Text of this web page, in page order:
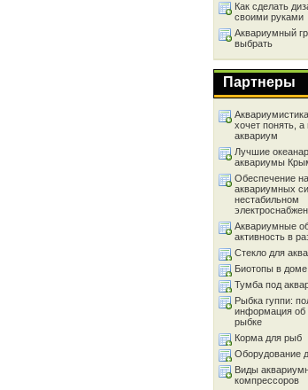
Как сделать
своими руками
Аквариумный
выбрать
Партнеры
хочет понять, а
аквариум
Лучшие
аквариумы
Обеспечение
аквариумных
нестабильном
Аквариумные
активность в
Стекло для
Биотопы в доме
Тумба под
Рыбка гуппи:
информация об
рыбке
Корма для рыб
Оборудование
Виды
компрессоров